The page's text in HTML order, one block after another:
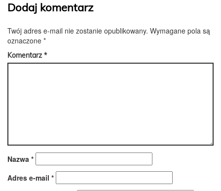
Dodaj komentarz
Twój adres e-mail nie zostanie opublikowany. Wymagane pola są
oznaczone *
Komentarz*
Nazwa *
Adres e-mail *